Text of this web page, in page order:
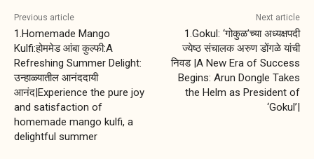
Previous article
1.Homemade Mango
Kulfi:होममेड आंबा कुल्फी:A
Refreshing Summer Delight:
उन्हाळ्यातील आनंददायी
आनंद|Experience the pure joy
and satisfaction of
homemade mango kulfi, a
delightful summer
Next article
1.Gokul: ‘गोकुळ’च्या अध्यक्षपदी
ज्येष्ठ संचालक अरुण डोंगळे यांची
निवड |A New Era of Success
Begins: Arun Dongle Takes
the Helm as President of
‘Gokul’|